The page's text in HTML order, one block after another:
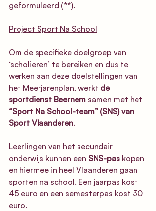
geformuleerd (**).
Project Sport Na School
Om de specifieke doelgroep van
‘scholieren’ te bereiken en dus te
werken aan deze doelstellingen van
het Meerjarenplan, werkt de
sportdienst Beernem samen met het
“Sport Na School-team” (SNS) van
Sport Vlaanderen.
Leerlingen van het secundair
onderwijs kunnen een SNS-pas kopen
en hiermee in heel Vlaanderen gaan
sporten na school. Een jaarpas kost
45 euro en een semesterpas kost 30
euro.